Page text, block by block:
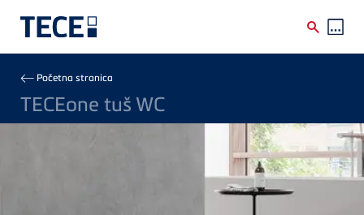
Breadcrumb
Početna stranica
TECEone tuš WC